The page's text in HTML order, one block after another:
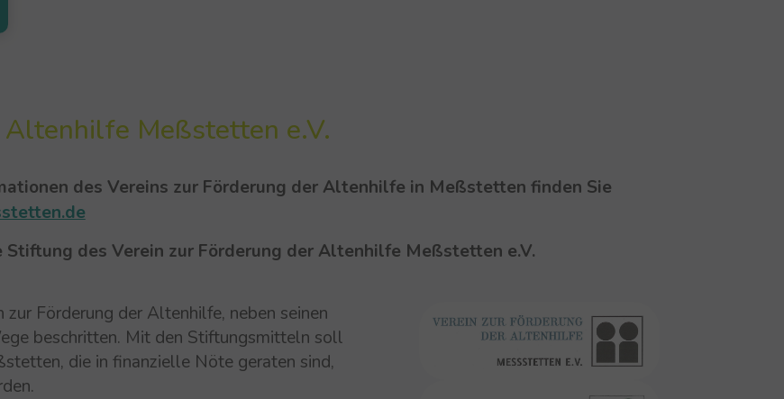
Meßstetten e.V.
des Vereins zur Förderung der Altenhilfe in Meßstetten finden Sie
des Verein zur Förderung der Altenhilfe Meßstetten e.V.
Show larger version
Förderung der Altenhilfe, neben seinen
beschritten. Mit den Stiftungsmitteln soll
die in finanzielle Nöte geraten sind,